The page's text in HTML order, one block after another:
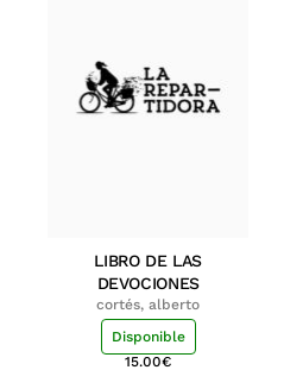
LIBRO DE LAS
DEVOCIONES
cortés, alberto
Disponible
15.00€